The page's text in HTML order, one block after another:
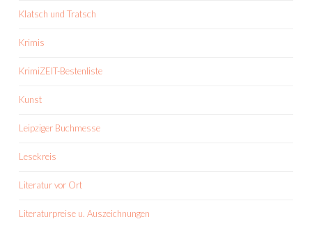
Klatsch und Tratsch
Krimis
KrimiZEIT-Bestenliste
Kunst
Leipziger Buchmesse
Lesekreis
Literatur vor Ort
Literaturpreise u. Auszeichnungen